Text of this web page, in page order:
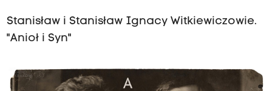
Stanisław i Stanisław Ignacy Witkiewiczowie.
"Anioł i Syn"